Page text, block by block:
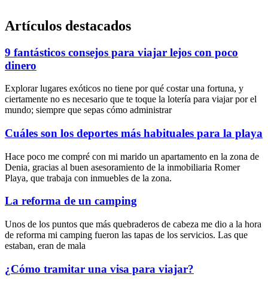
Artículos destacados
9 fantásticos consejos para viajar lejos con poco
dinero
Explorar lugares exóticos no tiene por qué costar una fortuna, y
ciertamente no es necesario que te toque la lotería para viajar por el
mundo; siempre que sepas cómo administrar
Cuáles son los deportes más habituales para la playa
Hace poco me compré con mi marido un apartamento en la zona de
Denia, gracias al buen asesoramiento de la inmobiliaria Romer
Playa, que trabaja con inmuebles de la zona.
La reforma de un camping
Unos de los puntos que más quebraderos de cabeza me dio a la hora
de reforma mi camping fueron las tapas de los servicios. Las que
estaban, eran de mala
¿Cómo tramitar una visa para viajar?